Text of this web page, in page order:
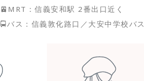
🚈MRT：信義安和駅 2番出口近く
🚍バス：信義敦化路口／大安中学校バ